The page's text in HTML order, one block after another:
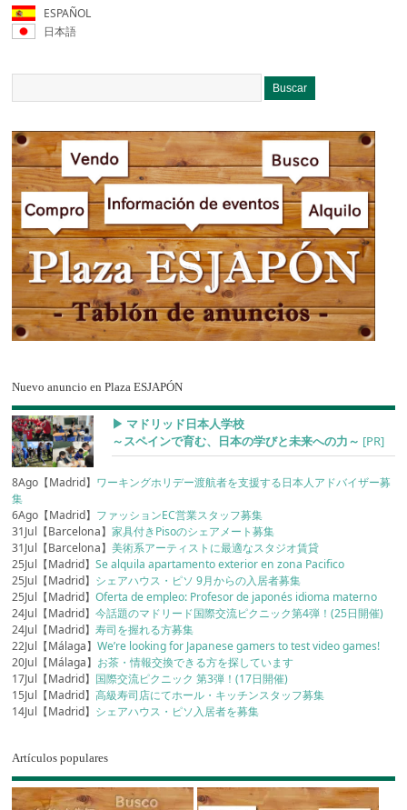
ESPAÑOL
日本語
Nuevo anuncio en Plaza ESJAPÓN
▶︎ マドリッド日本人学校
～スペインで育む、日本の学びと未来への力～ [PR]
8Ago【Madrid】 ワーキングホリデー渡航者を支援する日本人アドバイザー募
集
6Ago【Madrid】 ファッションEC営業スタッフ募集
31Jul【Barcelona】家具付きPisoのシェアメート募集
31Jul【Barcelona】美術系アーティストに最適なスタジオ賃貸
25Jul【Madrid】Se alquila apartamento exterior en zona Pacifico
25Jul【Madrid】 シェアハウス・ピソ 9月からの入居者募集
25Jul【Madrid】Oferta de empleo: Profesor de japonés idioma materno
24Jul【Madrid】今話題のマドリード国際交流ピクニック第4弾！(25日開催)
24Jul【Madrid】寿司を握れる方募集
22Jul【Málaga】We’re looking for Japanese gamers to test video games!
20Jul【Málaga】 お茶・情報交換できる方を探しています
17Jul【Madrid】 国際交流ピクニック 第3弾！(17日開催)
15Jul【Madrid】高級寿司店にてホール・キッチンスタッフ募集
14Jul【Madrid】 シェアハウス・ピソ入居者を募集
Artículos populares